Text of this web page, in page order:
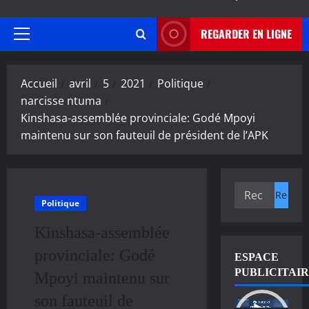
Menu
REGARDER EN LIGNE
Accueil avril 5 2021
Politique
narcisse ntuma
Kinshasa-assemblée provinciale: Godé Mpoyi
maintenu sur son fauteuil de président de l’APK
Politique
Kinshasa-assemblée
provinciale: Godé
Mpoyi maintenu sur
son fauteuil de
Rechercher :
ESPACE